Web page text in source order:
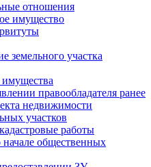
отношения
имущество
земельного участка
правообладателя ранее
недвижимости
участков
работы
общественных